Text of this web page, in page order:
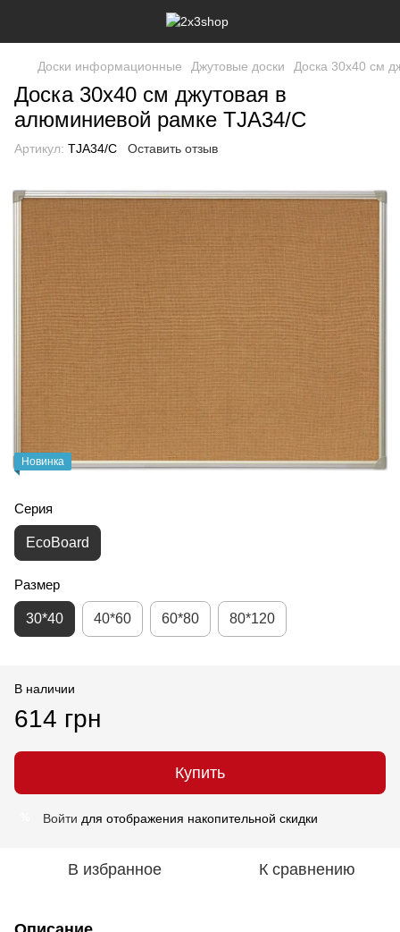
Доски информационные Джутовые доски Доска 30x40 см
Доска 30x40 см джутовая в
алюминиевой рамке TJA34/C
Артикул: TJA34/C Оставить отзыв
Новинка
Серия
EcoBoard
Размер
30*40 40*60 60*80 80*120
В наличии
614 грн
Купить
Войти для отображения накопительной скидки
В избранное К сравнению